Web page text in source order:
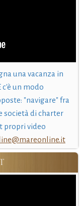
una vacanza in
c'è un modo
"navigare" fra
società di charter
propri video